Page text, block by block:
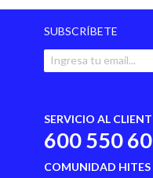
SUBSCRÍBETE
SERVICIO AL
600 550
COMUNIDAD HITES